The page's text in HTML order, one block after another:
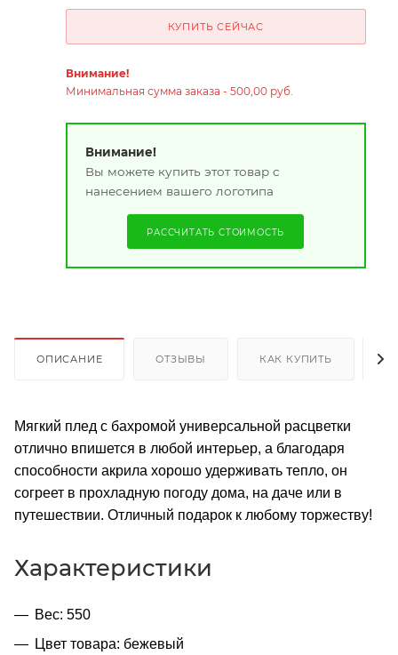
КУПИТЬ СЕЙЧАС
Внимание!
Минимальная сумма заказа - 500,00 руб.
Внимание!
Вы можете купить этот товар с
нанесением вашего логотипа
РАССЧИТАТЬ СТОИМОСТЬ
ОПИСАНИЕ ОТЗЫВЫ КАК КУПИТЬ
Мягкий плед с бахромой универсальной расцветки
отлично впишется в любой интерьер, а благодаря
способности акрила хорошо удерживать тепло, он
согреет в прохладную погоду дома, на даче или в
путешествии. Отличный подарок к любому торжеству!
Характеристики
Вес: 550
Цвет товара: бежевый